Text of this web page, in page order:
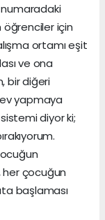
için
ortamı eşit
ve ona
bir diğeri
yapmaya
diyor ki;
her çocuğun
başlaması